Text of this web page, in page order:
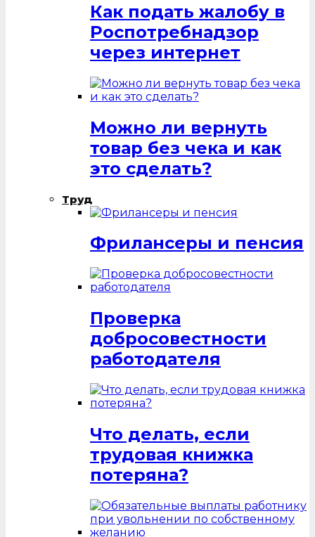
Как подать жалобу в
Роспотребнадзор
через интернет
Можно ли вернуть
товар без чека и как
это сделать?
Труд
Фрилансеры и пенсия
Проверка
добросовестности
работодателя
Что делать, если
трудовая книжка
потеряна?